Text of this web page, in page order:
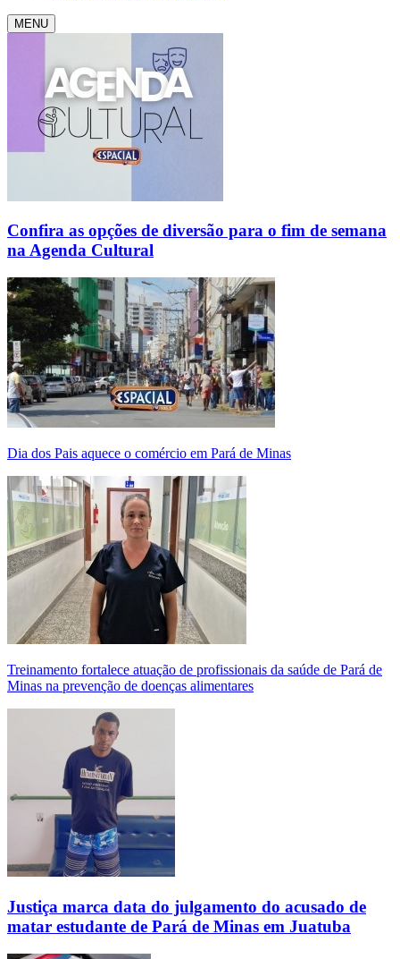
MENU
Confira as opções de diversão para o fim de semana
na Agenda Cultural
Dia dos Pais aquece o comércio em Pará de Minas
Treinamento fortalece atuação de profissionais da saúde de Pará de
Minas na prevenção de doenças alimentares
Justiça marca data do julgamento do acusado de
matar estudante de Pará de Minas em Juatuba